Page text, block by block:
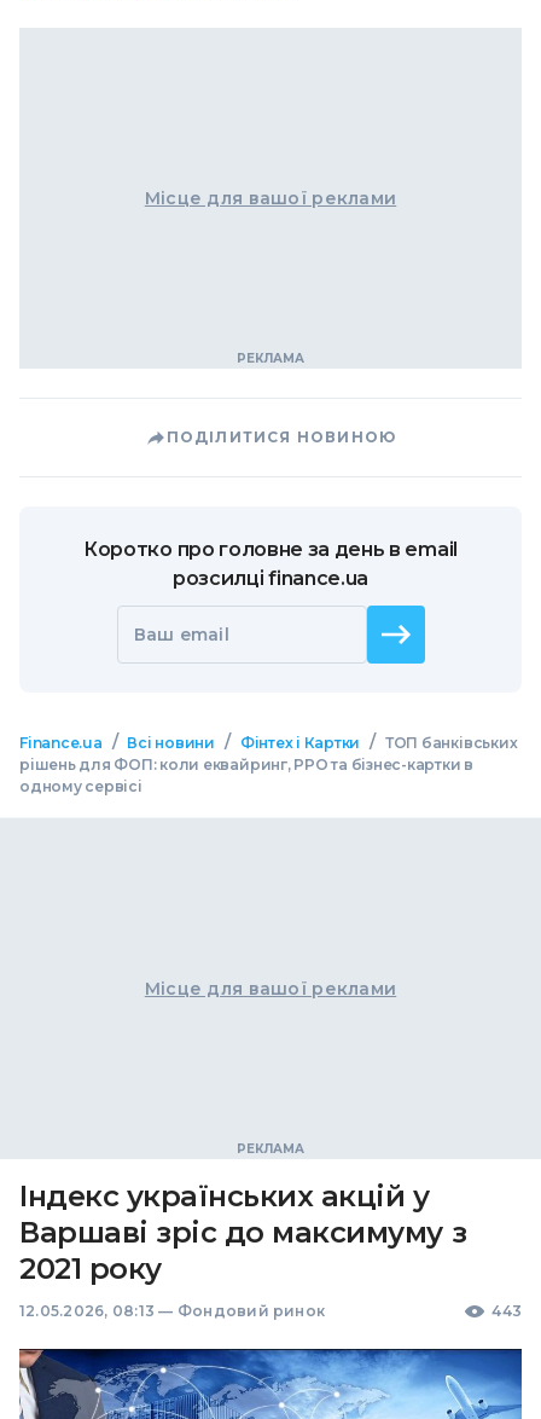
Місце для вашої реклами
ПОДІЛИТИСЯ НОВИНОЮ
Коротко про головне за день в email
розсилці finance.ua
Ваш email
Finance.ua / Всі новини / Фінтех і Картки / ТОП банківських
рішень для ФОП: коли еквайринг, РРО та бізнес-картки в
одному сервісі
Місце для вашої реклами
Індекс українських акцій у
Варшаві зріс до максимуму з
2021 року
12.05.2026, 08:13 — Фондовий ринок 443